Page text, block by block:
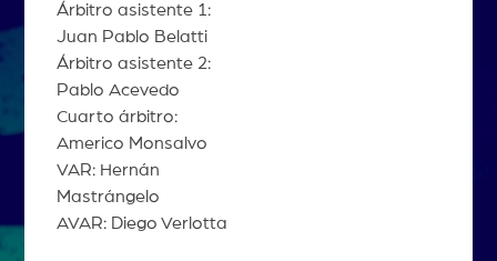
Árbitro asistente 1:
Juan Pablo Belatti
Árbitro asistente 2:
Pablo Acevedo
Cuarto árbitro:
Americo Monsalvo
VAR: Hernán
Mastrángelo
AVAR: Diego Verlotta